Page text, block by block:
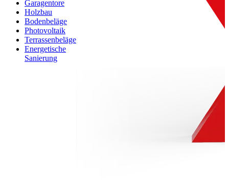
Garagentore
Holzbau
Bodenbeläge
Photovoltaik
Terrassenbeläge
Energetische
Sanierung